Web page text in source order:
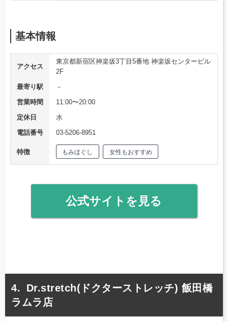
基本情報
アクセス
東京都新宿区神楽坂3丁目5番地 神楽坂センタービル
2F
最寄り駅
－
営業時間
11:00〜20:00
定休日
水
電話番号
03-5206-8951
特徴 もみほぐし 女性もおすすめ
公式サイトを見る
Dr.stretch(ドクターストレッチ) 飯田橋
ラムラ店